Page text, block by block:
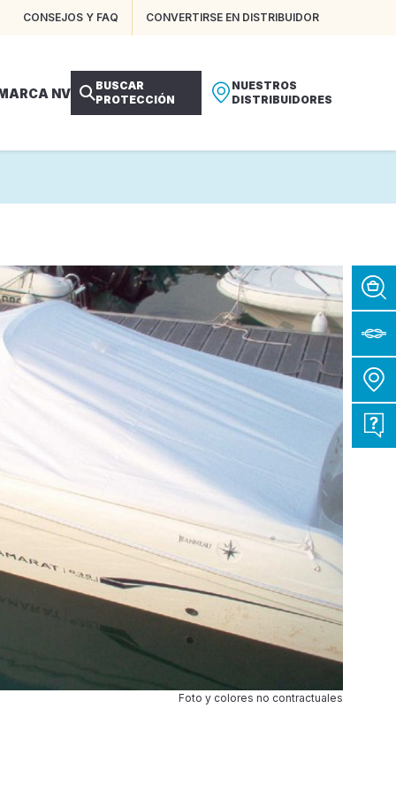
CONSEJOS Y FAQ CONVERTIRSE EN DISTRIBUIDOR
NV
BUSCAR
PROTECCIÓN
NUESTROS
DISTRIBUIDORES
Foto y colores no contractuales